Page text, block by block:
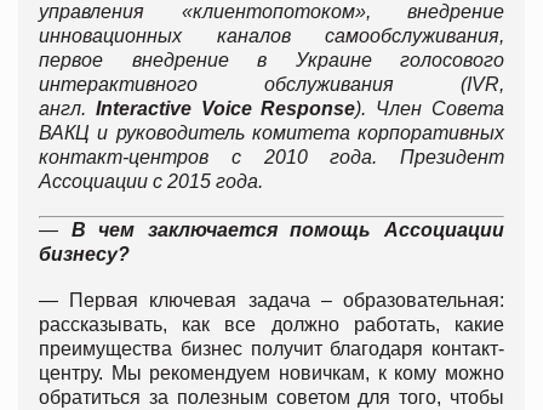
управления «клиентопотоком», внедрение
инновационных каналов самообслуживания,
первое внедрение в Украине голосового
интерактивного обслуживания (IVR,
англ. Interactive Voice Response). Член Совета
ВАКЦ и руководитель комитета корпоративных
контакт-центров с 2010 года. Президент
Ассоциации с 2015 года.
— В чем заключается помощь Ассоциации
бизнесу?
— Первая ключевая задача – образовательная:
рассказывать, как все должно работать, какие
преимущества бизнес получит благодаря контакт-
центру. Мы рекомендуем новичкам, к кому можно
обратиться за полезным советом для того, чтобы